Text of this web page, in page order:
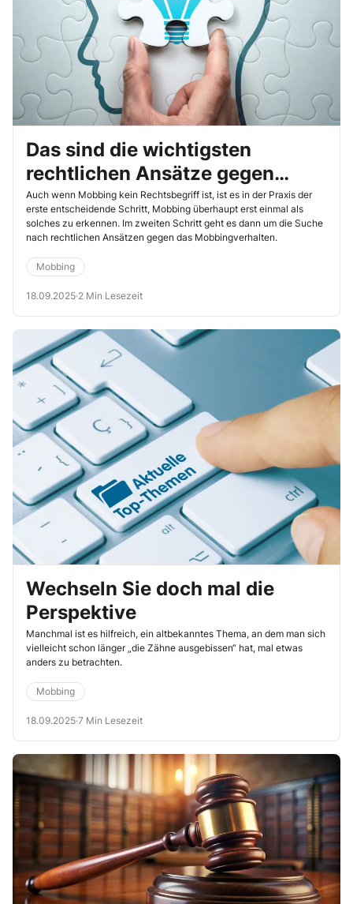
Das sind die wichtigsten
rechtlichen Ansätze gegen
Mobbing
Auch wenn Mobbing kein Rechtsbegriff ist, ist es in der Praxis der
erste entscheidende Schritt, Mobbing überhaupt erst einmal als
solches zu erkennen. Im zweiten Schritt geht es dann um die Suche
nach rechtlichen Ansätzen gegen das Mobbingverhalten.
Mobbing
18.09.2025·2 Min Lesezeit
Wechseln Sie doch mal die
Perspektive
Manchmal ist es hilfreich, ein altbekanntes Thema, an dem man sich
vielleicht schon länger „die Zähne ausgebissen“ hat, mal etwas
anders zu betrachten.
Mobbing
18.09.2025·7 Min Lesezeit